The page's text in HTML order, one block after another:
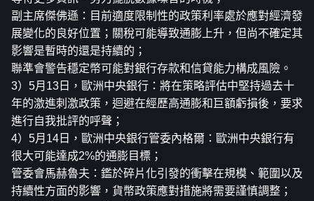
副主席傑佛遜：目前適度限制性的政策利率處於應對經濟發
展變化的良好位置；關稅可能導致通膨上升，但尚不確定其
影響是暫時的還是持續的；
聯準會警告穩定幣可能對銀行存款和信貸能力構成風險。
3）5月13日，歐洲中央銀行：將在策略評估中堅持過去十
年的激進刺激政策，迴避在經歷高通膨和巨額虧損後，要求
進行自我批評的呼聲；
4）5月14日，歐洲中央銀行管委內格爾：歐洲中央銀行有
很大可能達成2%的通膨目標；
管委會馬赫魯夫：鑑於碎片化引發的衝擊在規模、範圍以及
持續性方面的影響，貨幣政策應對措施將需要謹慎調整；